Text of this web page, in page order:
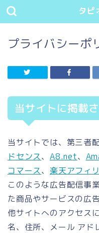
タピ
プライバシーポ
当サイトに掲載
当サイトでは、第三者
ドセンス、A8.net、
コマース、 楽天アフィ
このような広告配信事
た商品やサービスの広
他サイトへのアクセス
名、住所、メール アド